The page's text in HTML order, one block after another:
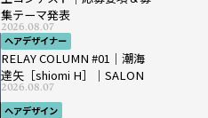
集テーマ発表
2026.08.07
ヘアデザイナー
RELAY COLUMN #01｜潮海
達矢［shiomi H］｜SALON
2026.08.07
ヘアデザイン